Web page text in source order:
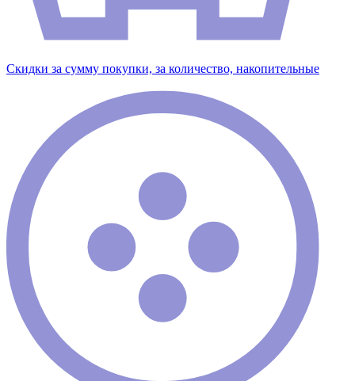
Скидки за сумму покупки, за количество, накопительные